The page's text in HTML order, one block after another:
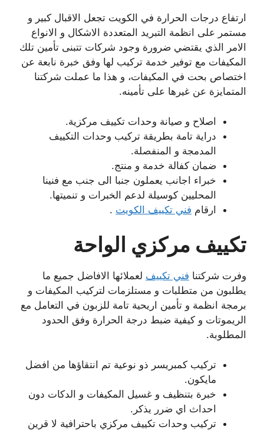
ارتفاع درجات الحرارة في الكويت تجعل الاقبال كبير و
مستمر على انظمة التبريد المتعددة الاشكال و الانواع
الامر الذي يقتضي ضرورة وجود شركات تتبنى تأمين تلك
المكيفات مع توفير خدمة تركيب لها وفق خبرة نابعة عن
اختصاص بحت في المكيفات، و هذا ما عملت شركتنا
المتمايزة عن غيرها على تأمينه.
اصلاح و صيانة وحدات تكييف مركزية.
دراية تامة بطريقة تركيب وحدات التكييف
المدمجة و المنفصلة.
ضمان كفالة خدمة و منتج.
خبراء اجانب يعملون جنبا الى جنب مع فنينا
المحليين كوسيلة لدعم الخبرات و تنميتها.
ارقام فني تكييف الكويت .
تكييف مركزي الواحة
وفرت شركتنا فني تكييف لعملائها الافاضل جميع ما
يطلبون من متطلبات و مستلزمات لتركيب المكيفات و
برمجة انظمة و تأمين اريحية تامة للزبون في التعامل مع
الريموتات و كيفية ضبط درجة الحرارة وفق الحدود
المطلوبة.
تركيب كمبريسر ذو نوعية تم انتقاؤها من افضل
مايكون.
خبرة بتنظيف و غسيل المكيفات و الدكات دون
احداث اي ضرر يذكر.
تركيب وحدات تكييف مركزي باحترافية لا قرين